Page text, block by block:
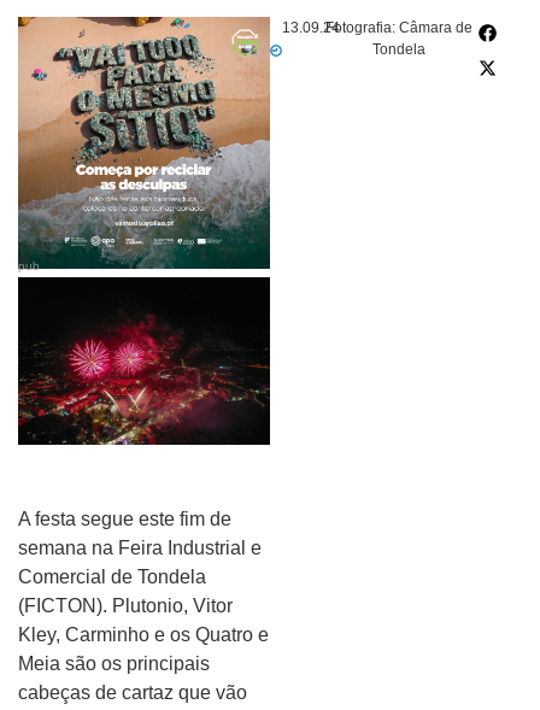
13.09.24Fotografia: Câmara de
Tondela
pub
A festa segue este fim de
semana na Feira Industrial e
Comercial de Tondela
(FICTON). Plutonio, Vitor
Kley, Carminho e os Quatro e
Meia são os principais
cabeças de cartaz que vão